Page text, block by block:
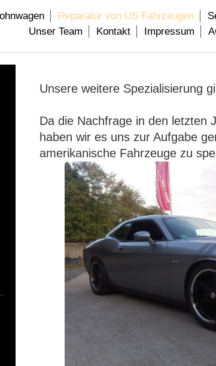
Reparatur von US Fahrzeugen
Unser Team
Kontakt Impressum
Unsere weitere Spezialisierung
Da die Nachfrage in den letzten
haben wir es uns zur Aufgabe
amerikanische Fahrzeuge zu